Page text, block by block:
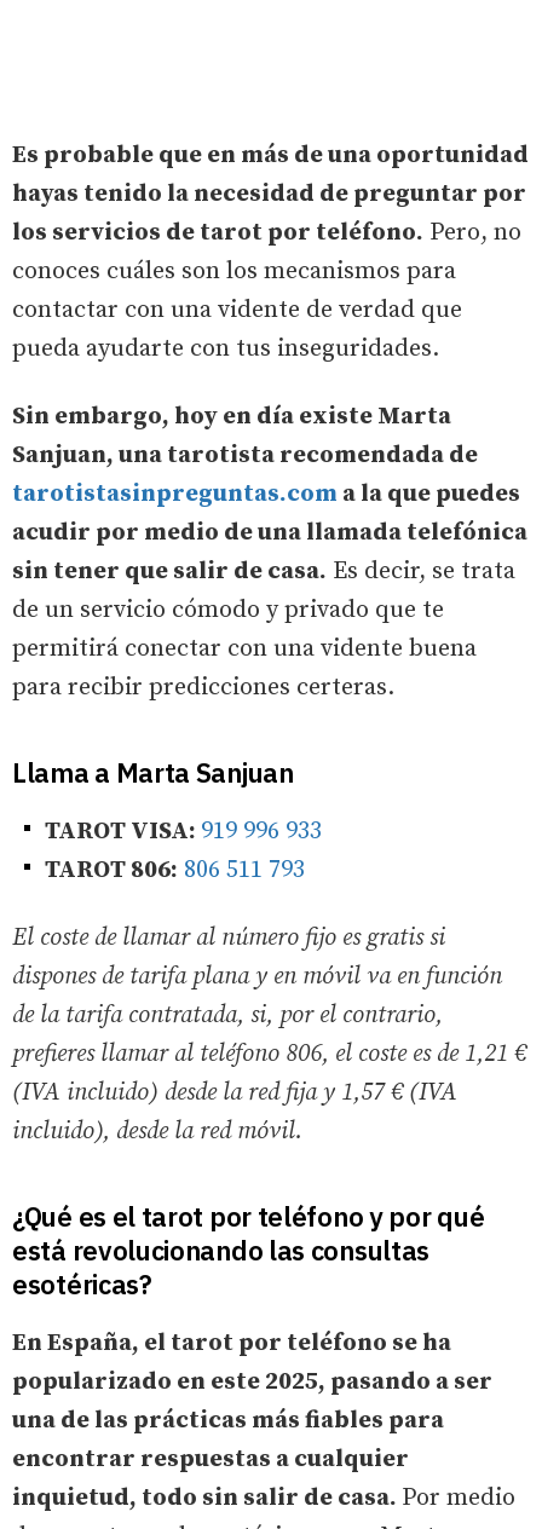
Es probable que en más de una oportunidad
hayas tenido la necesidad de preguntar por
los servicios de tarot por teléfono. Pero, no
conoces cuáles son los mecanismos para
contactar con una vidente de verdad que
pueda ayudarte con tus inseguridades.
Sin embargo, hoy en día existe Marta
Sanjuan, una tarotista recomendada de
tarotistasinpreguntas.com a la que puedes
acudir por medio de una llamada telefónica
sin tener que salir de casa. Es decir, se trata
de un servicio cómodo y privado que te
permitirá conectar con una vidente buena
para recibir predicciones certeras.
Llama a Marta Sanjuan
TAROT VISA: 919 996 933
TAROT 806: 806 511 793
El coste de llamar al número fijo es gratis si
dispones de tarifa plana y en móvil va en función
de la tarifa contratada, si, por el contrario,
prefieres llamar al teléfono 806, el coste es de 1,21 €
(IVA incluido) desde la red fija y 1,57 € (IVA
incluido), desde la red móvil.
¿Qué es el tarot por teléfono y por qué
está revolucionando las consultas
esotéricas?
En España, el tarot por teléfono se ha
popularizado en este 2025, pasando a ser
una de las prácticas más fiables para
encontrar respuestas a cualquier
inquietud, todo sin salir de casa. Por medio